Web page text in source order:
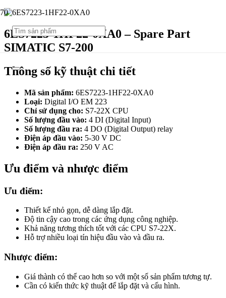
6ES7223-1HF22-0XA0 – Spare Part
SIMATIC S7-200
Thông số kỹ thuật chi tiết
Mã sản phẩm: 6ES7223-1HF22-0XA0
Loại: Digital I/O EM 223
Chỉ sử dụng cho: S7-22X CPU
Số lượng đầu vào: 4 DI (Digital Input)
Số lượng đầu ra: 4 DO (Digital Output) relay
Điện áp đầu vào: 5-30 V DC
Điện áp đầu ra: 250 V AC
Ưu điểm và nhược điểm
Ưu điểm:
Thiết kế nhỏ gọn, dễ dàng lắp đặt.
Độ tin cậy cao trong các ứng dụng công nghiệp.
Khả năng tương thích tốt với các CPU S7-22X.
Hỗ trợ nhiều loại tín hiệu đầu vào và đầu ra.
Nhược điểm:
Giá thành có thể cao hơn so với một số sản phẩm tương tự.
Cần có kiến thức kỹ thuật để lắp đặt và cấu hình.